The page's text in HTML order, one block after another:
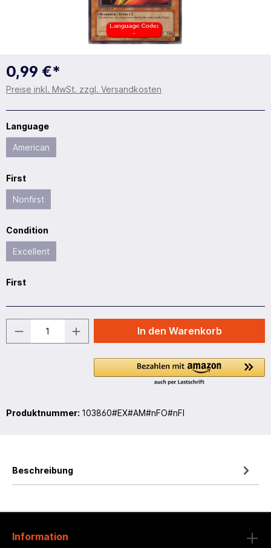
0,99 €*
Preise inkl. MwSt. zzgl. Versandkosten
Language
American
First
Nonfirst
Condition
Excellent
First
In den Warenkorb
Produktnummer: 103860#EX#AM#nFO#nFI
Beschreibung
Information